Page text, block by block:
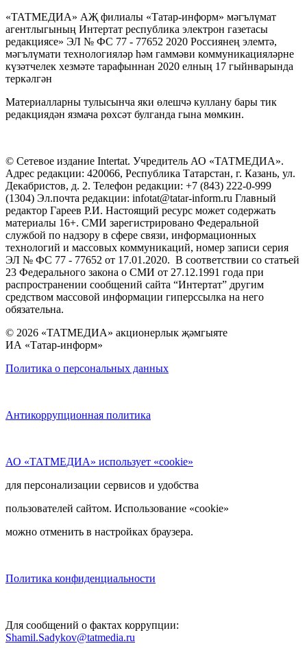
«ТАТМЕДИА» АҖ филиалы «Татар-информ» мәгълүмат
агентлыгының Интертат республика электрон газетасы
редакциясе» ЭЛ № ФС 77 - 77652 2020 Россиянең элемтә,
мәгълүмати технологияләр һәм гаммәви коммуникацияләрне
күзәтчелек хезмәте тарафыннан 2020 елның 17 гыйнварында
теркәлгән
Материалларны тулысынча яки өлешчә куллану бары тик
редакциядән язмача рөхсәт булганда гына мөмкин.
© Сетевое издание Intertat. Учредитель АО «ТАТМЕДИА».
Адрес редакции: 420066, Республика Татарстан, г. Казань, ул.
Декабристов, д. 2. Телефон редакции: +7 (843) 222-0-999
(1304) Эл.почта редакции: infotat@tatar-inform.ru Главный
редактор Гареев Р.И. Настоящий ресурс может содержать
материалы 16+. СМИ зарегистрировано Федеральной
службой по надзору в сфере связи, информационных
технологий и массовых коммуникаций, номер записи серия
ЭЛ № ФС 77 - 77652 от 17.01.2020. В соответствии со статьей
23 Федерального закона о СМИ от 27.12.1991 года при
распространении сообщений сайта “Интертат” другим
средством массовой информации гиперссылка на него
обязательна.
© 2026 «ТАТМЕДИА» акционерлык җәмгыяте
ИА «Татар-информ»
Политика о персональных данных
Антикоррупционная политика
АО «ТАТМЕДИА» использует «cookie»
для персонализации сервисов и удобства
пользователей сайтом. Использование «cookie»
можно отменить в настройках браузера.
Политика конфиденциальности
Для сообщений о фактах коррупции:
Shamil.Sadykov@tatmedia.ru